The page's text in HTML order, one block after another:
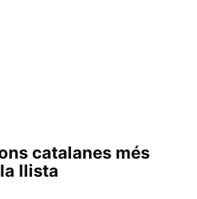
catalanes més
llista